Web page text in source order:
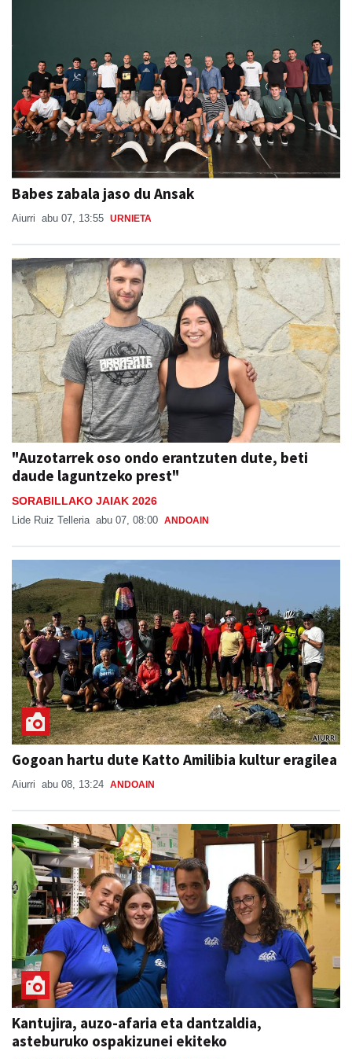
Babes zabala jaso du Ansak
Aiurri abu 07, 13:55 URNIETA
"Auzotarrek oso ondo erantzuten dute, beti
daude laguntzeko prest"
SORABILLAKO JAIAK 2026
Lide Ruiz Telleria abu 07, 08:00 ANDOAIN
Gogoan hartu dute Katto Amilibia kultur eragilea
Aiurri abu 08, 13:24 ANDOAIN
Kantujira, auzo-afaria eta dantzaldia,
asteburuko ospakizunei ekiteko